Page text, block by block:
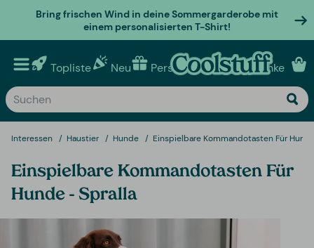
Bring frischen Wind in deine Sommergarderobe mit
einem personalisierten T-Shirt!
Topliste Neu Personalisierte geschenke
Interessen Haustier Hunde Einspielbare Kommandotasten Für
Einspielbare Kommandotasten Für
Hunde - Spralla